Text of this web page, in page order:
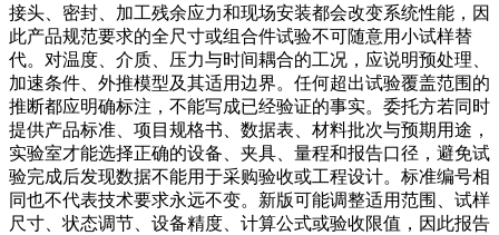
接头、密封、加工残余应力和现场安装都会改变系统性能，因
此产品规范要求的全尺寸或组合件试验不可随意用小试样替
代。对温度、介质、压力与时间耦合的工况，应说明预处理、
加速条件、外推模型及其适用边界。任何超出试验覆盖范围的
推断都应明确标注，不能写成已经验证的事实。委托方若同时
提供产品标准、项目规格书、数据表、材料批次与预期用途，
实验室才能选择正确的设备、夹具、量程和报告口径，避免试
验完成后发现数据不能用于采购验收或工程设计。标准编号相
同也不代表技术要求永远不变。新版可能调整适用范围、试样
尺寸、状态调节、设备精度、计算公式或验收限值，因此报告